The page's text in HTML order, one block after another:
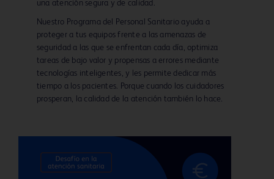
una atención segura y de calidad.
Nuestro Programa del Personal Sanitario ayuda a
proteger a tus equipos frente a las amenazas de
seguridad a las que se enfrentan cada día, optimiza
tareas de bajo valor y propensas a errores mediante
tecnologías inteligentes, y les permite dedicar más
tiempo a los pacientes. Porque cuando los cuidadores
prosperan, la calidad de la atención también lo hace.